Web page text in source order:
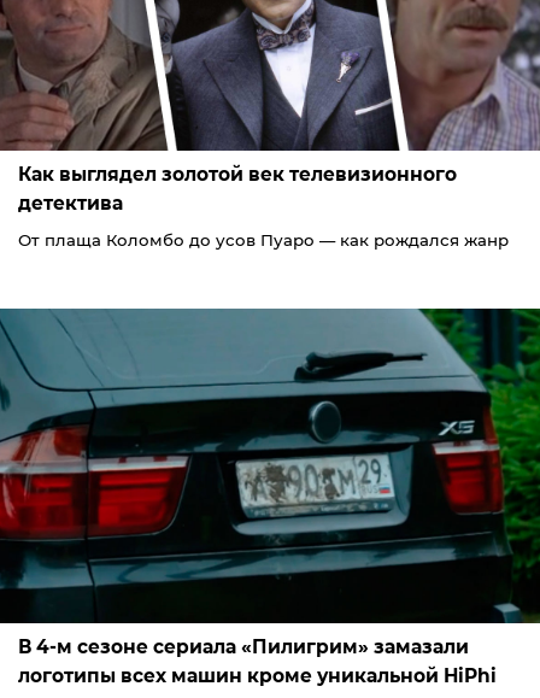
Как выглядел золотой век телевизионного
детектива
От плаща Коломбо до усов Пуаро — как рождался жанр
В 4-м сезоне сериала «Пилигрим» замазали
логотипы всех машин кроме уникальной HiPhi